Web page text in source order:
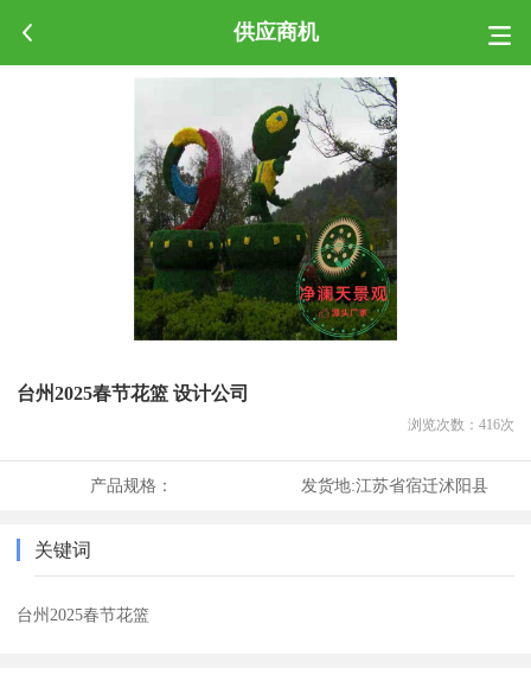
供应商机
台州2025春节花篮 设计公司
浏览次数： 416次
产品规格： 发货地:江苏省宿迁沭阳县
关键词
台州2025春节花篮